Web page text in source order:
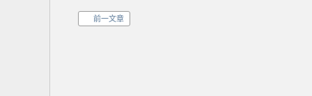
前一文章